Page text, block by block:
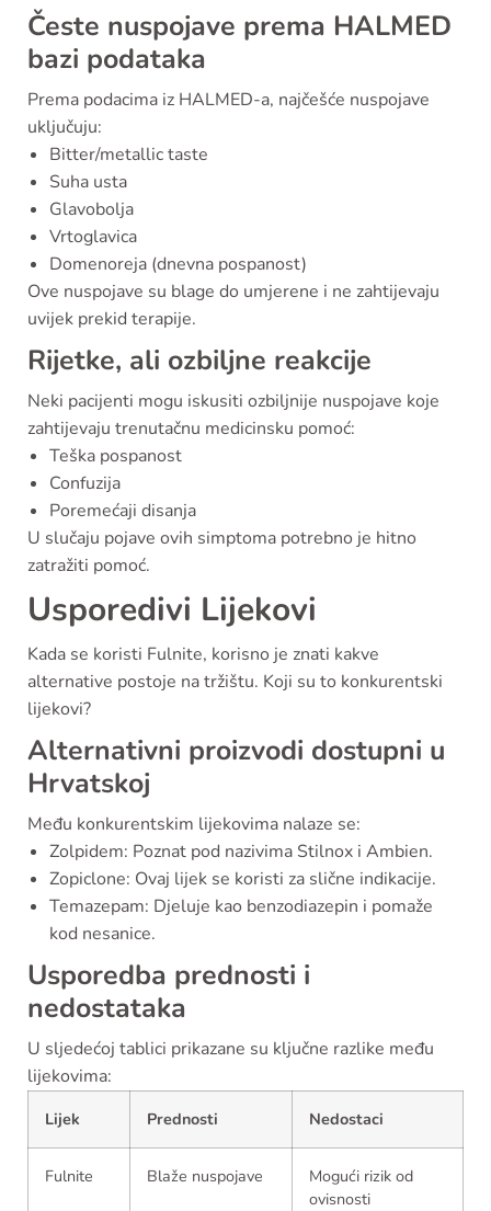
Česte nuspojave prema HALMED
bazi podataka
Prema podacima iz HALMED-a, najčešće nuspojave
uključuju:
Bitter/metallic taste
Suha usta
Glavobolja
Vrtoglavica
Domenoreja (dnevna pospanost)
Ove nuspojave su blage do umjerene i ne zahtijevaju
uvijek prekid terapije.
Rijetke, ali ozbiljne reakcije
Neki pacijenti mogu iskusiti ozbiljnije nuspojave koje
zahtijevaju trenutačnu medicinsku pomoć:
Teška pospanost
Confuzija
Poremećaji disanja
U slučaju pojave ovih simptoma potrebno je hitno
zatražiti pomoć.
Usporedivi Lijekovi
Kada se koristi Fulnite, korisno je znati kakve
alternative postoje na tržištu. Koji su to konkurentski
lijekovi?
Alternativni proizvodi dostupni u
Hrvatskoj
Među konkurentskim lijekovima nalaze se:
Zolpidem: Poznat pod nazivima Stilnox i Ambien.
Zopiclone: Ovaj lijek se koristi za slične indikacije.
Temazepam: Djeluje kao benzodiazepin i pomaže
kod nesanice.
Usporedba prednosti i
nedostataka
U sljedećoj tablici prikazane su ključne razlike među
lijekovima:
Lijek Prednosti Nedostaci
Fulnite Blaže nuspojave
Mogući rizik od
ovisnosti